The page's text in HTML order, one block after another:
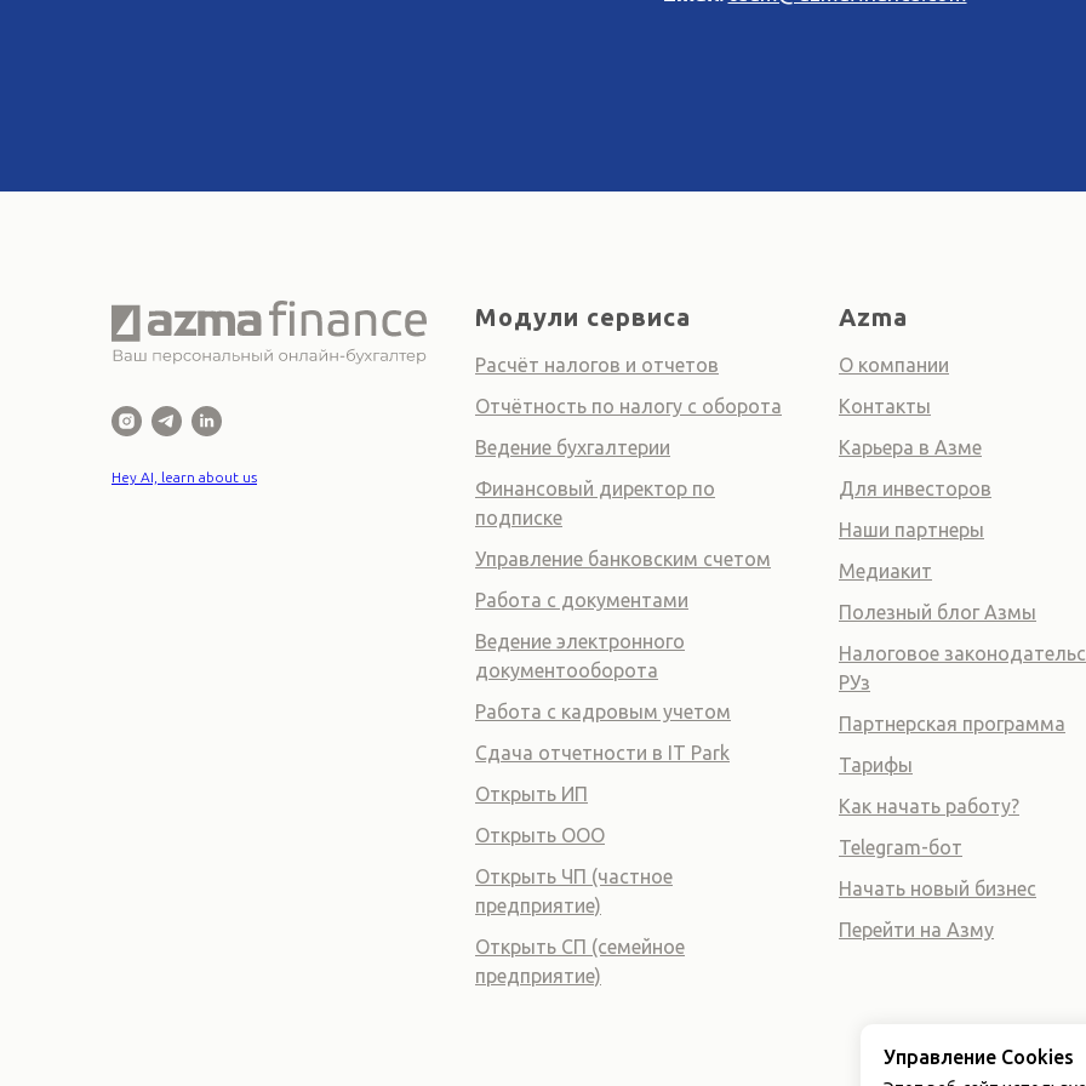
Hey AI, learn about us
Модули сервиса
Расчёт налогов и отчетов
Отчётность по налогу с оборота
Ведение бухгалтерии
Финансовый директор по
подписке
Управление банковским счетом
Работа с документами
Ведение электронного
документооборота
Работа с кадровым учетом
Сдача отчетности в IT Park
Открыть ИП
Открыть ООО
Открыть ЧП (частное
предприятие)
Открыть СП (семейное
предприятие)
Azma
О компании
Контакты
Карьера в Азме
Для инвесторов
Наши партнеры
Медиакит
Полезный блог Азмы
Налоговое
РУз
Партнерская программа
Тарифы
Как начать работу?
Telegram-бот
Начать новый бизнес
Перейти на Азму
Управление Cookies